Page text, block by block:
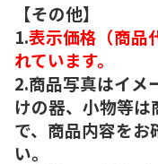
【その他】
1.表示価格（商品
れています。
2.商品写真はイメ
けの器、小物等は
で、商品内容をお
い。